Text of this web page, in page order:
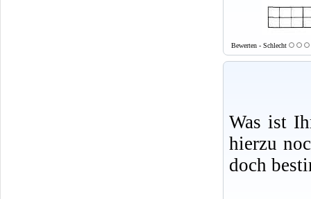
Bewerten - Schlecht
Was ist
hierzu
doch